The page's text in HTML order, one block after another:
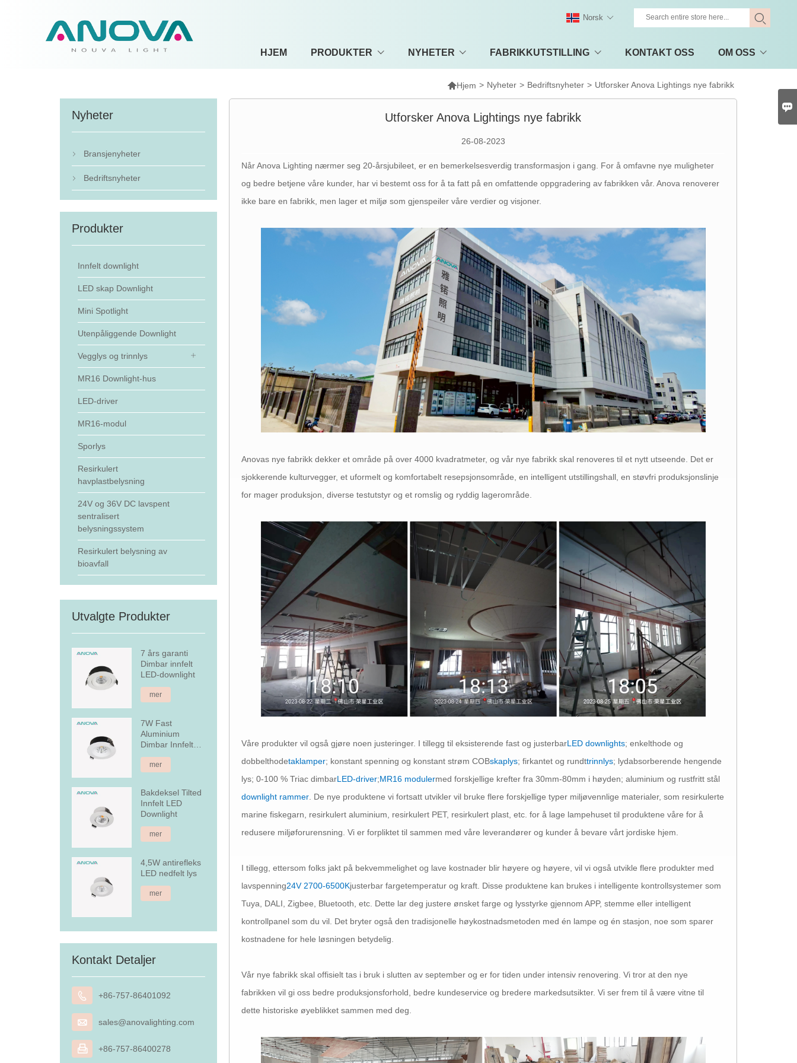
HJEM PRODUKTER NYHETER FABRIKKUTSTILLING KONTAKT OSS OM OSS
Norsk
Hjem > Nyheter > Bedriftsnyheter > Utforsker Anova Lightings nye fabrikk
Nyheter
 Bransjenyheter
 Bedriftsnyheter
Produkter
Innfelt downlight
LED skap Downlight
Mini Spotlight
Utenpåliggende Downlight
Vegglys og trinnlys
MR16 Downlight-hus
LED-driver
MR16-modul
Sporlys
Resirkulert
havplastbelysning
24V og 36V DC lavspent
sentralisert
belysningssystem
Resirkulert belysning av
bioavfall
Utvalgte Produkter
7 års garanti
Dimbar innfelt
LED-downlight
mer
7W Fast
Aluminium
Dimbar Innfelt
LED Downlight
mer
Bakdeksel Tilted
Innfelt LED
Downlight
mer
4,5W antirefleks
LED nedfelt lys
mer
Kontakt Detaljer
 +86-757-86401092
 sales@anovalighting.com
 +86-757-86400278
Utforsker Anova Lightings nye fabrikk
26-08-2023
Når Anova Lighting nærmer seg 20-årsjubileet, er en bemerkelsesverdig transformasjon i gang. For å omfavne nye muligheter
og bedre betjene våre kunder, har vi bestemt oss for å ta fatt på en omfattende oppgradering av fabrikken vår. Anova renoverer
ikke bare en fabrikk, men lager et miljø som gjenspeiler våre verdier og visjoner.
Anovas nye fabrikk dekker et område på over 4000 kvadratmeter, og vår nye fabrikk skal renoveres til et nytt utseende. Det er
sjokkerende kulturvegger, et uformelt og komfortabelt resepsjonsområde, en intelligent utstillingshall, en støvfri produksjonslinje
for mager produksjon, diverse testutstyr og et romslig og ryddig lagerområde.
Våre produkter vil også gjøre noen justeringer. I tillegg til eksisterende fast og justerbarLED downlights; enkelthode og
dobbelthodetaklamper; konstant spenning og konstant strøm COBskaplys; firkantet og rundttrinnlys; lydabsorberende hengende
lys; 0-100 % Triac dimbarLED-driver;MR16 modulermed forskjellige krefter fra 30mm-80mm i høyden; aluminium og rustfritt stål
downlight rammer. De nye produktene vi fortsatt utvikler vil bruke flere forskjellige typer miljøvennlige materialer, som resirkulerte
marine fiskegarn, resirkulert aluminium, resirkulert PET, resirkulert plast, etc. for å lage lampehuset til produktene våre for å
redusere miljøforurensning. Vi er forpliktet til sammen med våre leverandører og kunder å bevare vårt jordiske hjem.
I tillegg, ettersom folks jakt på bekvemmelighet og lave kostnader blir høyere og høyere, vil vi også utvikle flere produkter med
lavspenning24V 2700-6500Kjusterbar fargetemperatur og kraft. Disse produktene kan brukes i intelligente kontrollsystemer som
Tuya, DALI, Zigbee, Bluetooth, etc. Dette lar deg justere ønsket farge og lysstyrke gjennom APP, stemme eller intelligent
kontrollpanel som du vil. Det bryter også den tradisjonelle høykostnadsmetoden med én lampe og én stasjon, noe som sparer
kostnadene for hele løsningen betydelig.
Vår nye fabrikk skal offisielt tas i bruk i slutten av september og er for tiden under intensiv renovering. Vi tror at den nye
fabrikken vil gi oss bedre produksjonsforhold, bedre kundeservice og bredere markedsutsikter. Vi ser frem til å være vitne til
dette historiske øyeblikket sammen med deg.
